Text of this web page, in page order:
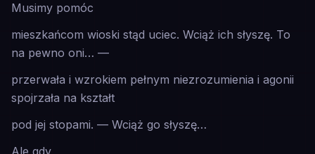
Musimy pomóc
mieszkańcom wioski stąd uciec. Wciąż ich słyszę. To
na pewno oni… —
przerwała i wzrokiem pełnym niezrozumienia i agonii
spojrzała na kształt
pod jej stopami. — Wciąż go słyszę…
Ale gdy